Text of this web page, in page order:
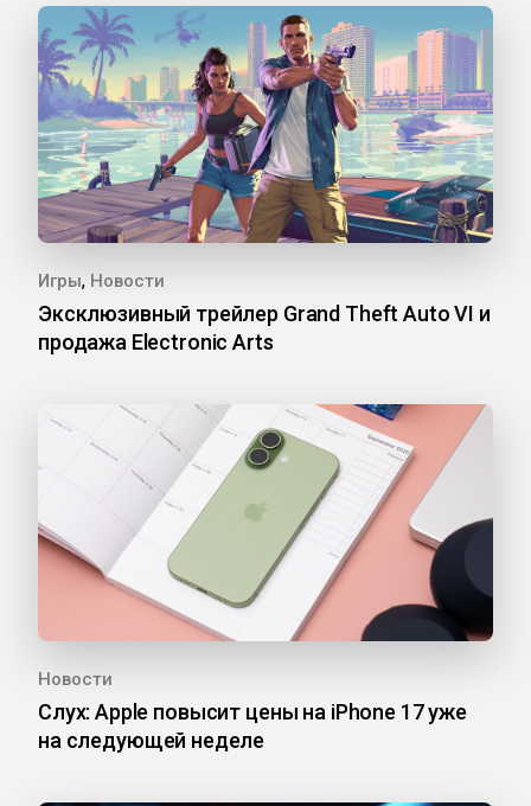
Игры, Новости
Эксклюзивный трейлер Grand Theft Auto VI и
продажа Electronic Arts
Новости
Слух: Apple повысит цены на iPhone 17 уже
на следующей неделе